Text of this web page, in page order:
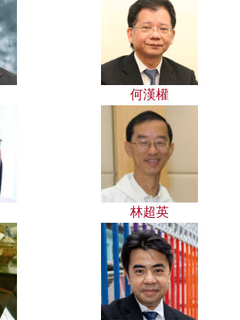
何漢權
林超英